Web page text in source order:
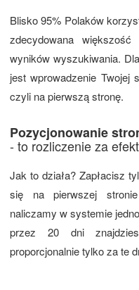
Blisko 95% Polaków
zdecydowana
wyników wyszukiwania.
jest wprowadzenie Twojej
czyli na pierwszą stronę.
Pozycjonowanie
- to rozliczenie za
Jak to działa? Zapłacisz
się na pierwszej
naliczamy w systemie
przez 20 dni
proporcjonalnie tylko za te